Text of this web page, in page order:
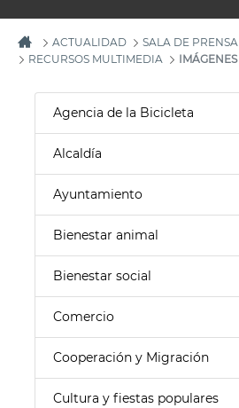
ACTUALIDAD
SALA DE PRENSA
RECURSOS MULTIMEDIA
IMÁGENES
Agencia de la Bicicleta
Alcaldía
Ayuntamiento
Bienestar animal
Bienestar social
Comercio
Cooperación y Migración
Cultura y fiestas populares